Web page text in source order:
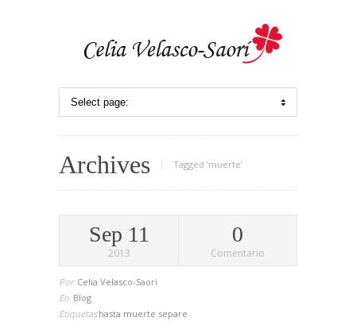
Archives Tagged ‘muerte‘
Sep 11
2013
0
Comentario
Por Celia Velasco-Saori
En Blog
Etiquetas hasta muerte separe